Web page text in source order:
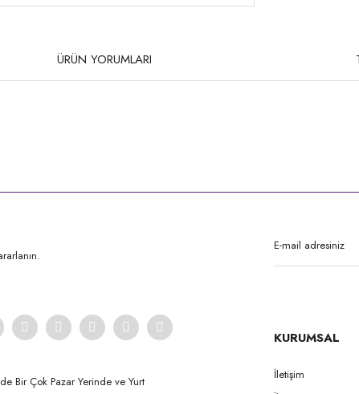
ÜRÜN YORUMLARI
Bir Çok Pazar Yerinde ve Yurt
KURUMSAL
İletişim